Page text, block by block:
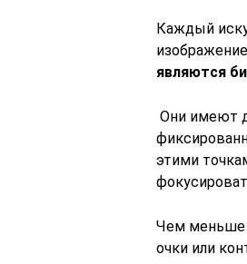
Каждый
являются
Они имеют
этими
Чем меньше
очки или